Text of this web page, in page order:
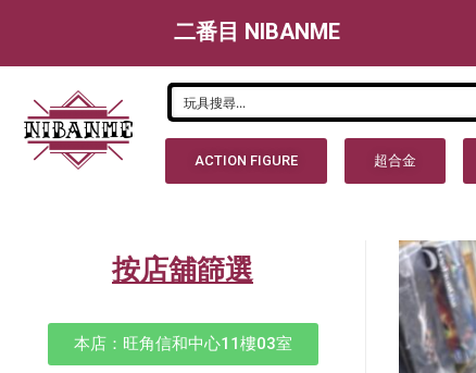
二番目 NIBANME
ACTION FIGURE 超合金
按店舖篩選
本店：旺角信和中心11樓03室